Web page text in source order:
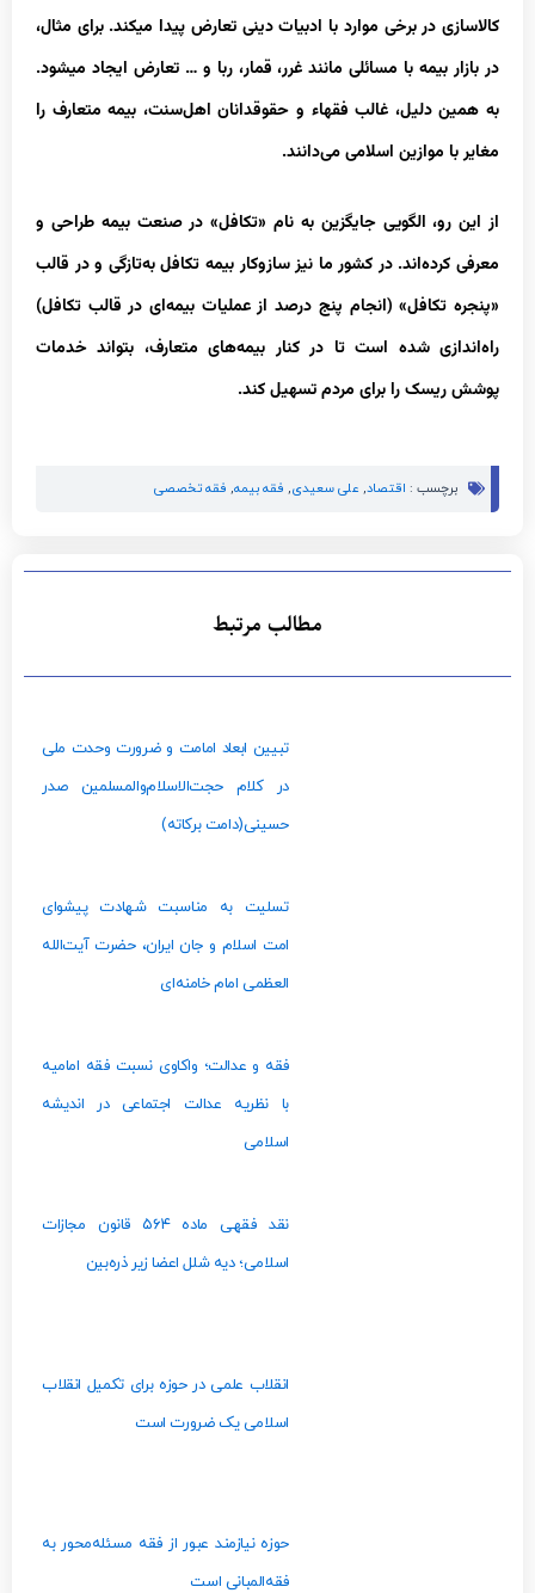
کالاسازی در برخی موارد با ادبیات دینی تعارض پیدا می‏کند. برای مثال،
در بازار بیمه با مسائلی مانند غرر، قمار، ربا و … تعارض ایجاد می‏شود.
به همین دلیل، غالب فقهاء و حقوقدانان اهل‌سنت، بیمه متعارف را
مغایر با موازین اسلامی می‌دانند.
از این رو، الگویی جایگزین به نام «تکافل» در صنعت بیمه طراحی و
معرفی کرده‌اند. در کشور ما نیز سازوکار بیمه تکافل به‌تازگی و در قالب
«پنجره تکافل» (انجام پنج درصد از عملیات بیمه‌ای در قالب تکافل)
راه‌اندازی شده است تا در کنار بیمه‌های متعارف، بتواند خدمات
پوشش ریسک را برای مردم تسهیل کند.
برچسب :اقتصاد,علی سعیدی,فقه بیمه,فقه تخصصی
مطالب مرتبط
تبیین ابعاد امامت و ضرورت وحدت ملی
در کلام حجت‌الاسلام‌والمسلمین صدر
حسینی(دامت‌ برکاته)
تسلیت به مناسبت شهادت پیشوای
امت اسلام و جان ایران، حضرت آیت‌الله
العظمی امام خامنه‌ای
فقه و عدالت؛ واکاوی نسبت فقه امامیه
با نظریه عدالت اجتماعی در اندیشه
اسلامی
نقد فقهی ماده ۵۶۴ قانون مجازات
اسلامی؛ دیه شلل اعضا زیر ذره‌بین
انقلاب علمی در حوزه برای تکمیل انقلاب
اسلامی یک ضرورت است
حوزه نیازمند عبور از فقه مسئله‌محور به
فقه‌المبانی است